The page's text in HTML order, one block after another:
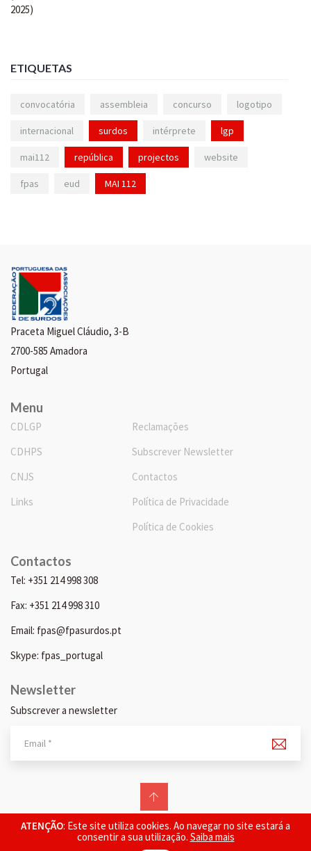
ATENÇÃO: Este site utiliza cookies. Ao navegar no site estará a
consentir a sua utilização. Saiba mais
ETIQUETAS
convocatória assembleia concurso logotipo
internacional surdos intérprete lgp
mai112 república projectos website
fpas eud MAI 112
Praceta Miguel Cláudio, 3-B
2700-585 Amadora
Portugal
Menu
CDLGP
CDHPS
CNJS
Links
Reclamações
Subscrever Newsletter
Contactos
Política de Privacidade
Política de Cookies
Contactos
Tel: +351 214 998 308
Fax: +351 214 998 310
Email: fpas@fpasurdos.pt
Skype: fpas_portugal
Newsletter
Subscrever a newsletter
© 2026 FPAS. Todos os direitos reservados.